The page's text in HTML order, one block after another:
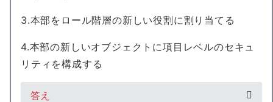
3.本部をロール階層の新しい役割に割り当てる
4.本部の新しいオブジェクトに項目レベルのセキュ
リティを構成する
答え